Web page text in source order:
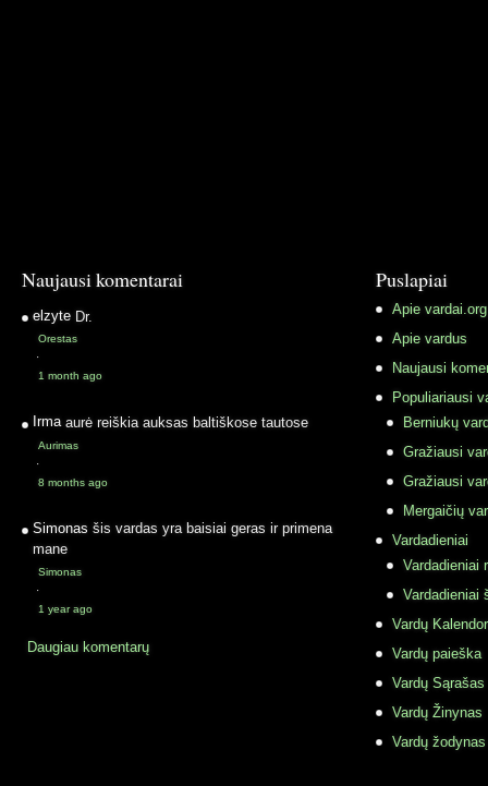
Naujausi komentarai
elzyte Dr.
Orestas
·
1 month ago
Irma aurė reiškia auksas baltiškose tautose
Aurimas
·
8 months ago
Simonas šis vardas yra baisiai geras ir primena
mane
Simonas
·
1 year ago
Daugiau komentarų
Puslapiai
Apie vardai.org
Apie vardus
Naujausi
Populiariausi
Berniukų
Gražiausi
Gražiausi
Mergaičių
Vardadieniai
Vardadieniai
Vardadieniai
Vardų
Vardų paieška
Vardų Sąrašas
Vardų Žinynas
Vardų